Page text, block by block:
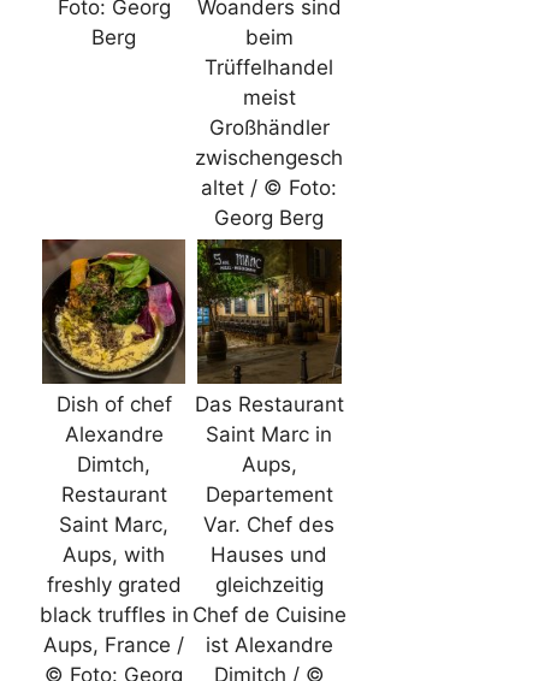
Foto: Georg
Berg
Woanders sind
beim
Trüffelhandel
meist
Großhändler
zwischengesch
altet / © Foto:
Georg Berg
Dish of chef
Alexandre
Dimtch,
Restaurant
Saint Marc,
Aups, with
freshly grated
black truffles in
Aups, France /
© Foto: Georg
Das Restaurant
Saint Marc in
Aups,
Departement
Var. Chef des
Hauses und
gleichzeitig
Chef de Cuisine
ist Alexandre
Dimitch / ©